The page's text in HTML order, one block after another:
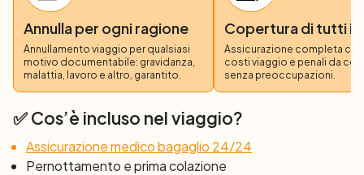
Giorno 5: Santu Lussurgiu – Cabras (54 km)
Ritornate sulla costa con una meravigliosa discesa
panoramica verso gli stagni del Sinis abitati dai
fenicotteri rosa, dove si trova uno dei luoghi più belli
dell’isola: la luminosa spiaggia di quarzo bianco di Is
Arutas. Questa notte sosterete in un accogliente hotel
di campagna.
Annulla per ogni ragione
Annullamento viaggio per qualsiasi
motivo documentabile: gravidanza,
malattia, lavoro e altro, garantito.
Copertura di tutti i
Assicurazione completa
costi viaggio e penali da
senza preoccupazioni.
✅ Cos’è incluso nel viaggio?
Assicurazione medico bagaglio 24/24
Pernottamento e prima colazione